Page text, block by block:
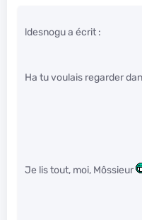
ldesnogu a écrit :
Ha tu voulais regarder
Je lis tout, moi, Môssieur